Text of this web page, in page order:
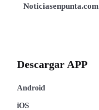
Noticiasenpunta.com
Descargar APP
Android
iOS